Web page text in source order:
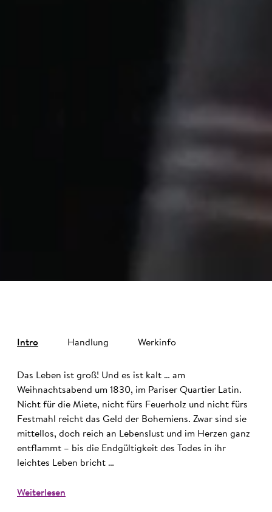
Intro Handlung Werkinfo
Das Leben ist groß! Und es ist kalt … am
Weihnachtsabend um 1830, im Pariser Quartier Latin.
Nicht für die Miete, nicht fürs Feuerholz und nicht fürs
Festmahl reicht das Geld der Bohemiens. Zwar sind sie
mittellos, doch reich an Lebenslust und im Herzen ganz
entflammt – bis die Endgültigkeit des Todes in ihr
leichtes Leben bricht …
Weiterlesen